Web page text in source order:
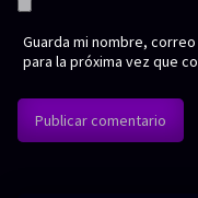
Guarda mi nombre,
para la próxima vez que